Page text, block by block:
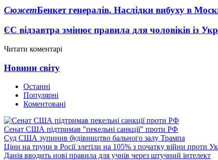
СюжетБенкет генералів. Наслідки вибуху в
ЄС відзавтра змінює правила для чоловіків із
Читати коментарі
Новини світу
Останні
Популярні
Коментовані
Сенат США підтримав "пекельні санкції" проти РФ
Суд США зупинив будівництво бального залу Трампа
Ціни на труни в Росії злетіли на 105% з початку війни проти
Данія вводить нові правила для учнів через штучний інтелект